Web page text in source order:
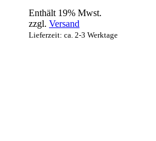
Enthält 19% Mwst.
zzgl. Versand
Lieferzeit: ca. 2-3 Werktage